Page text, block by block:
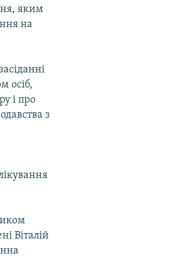
яким
на
осіб,
і про
з
Віталій